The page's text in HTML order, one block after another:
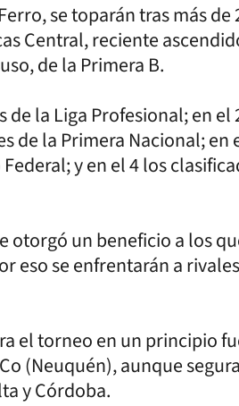
se toparán tras más de
Central, reciente
de la Primera B.
la Liga Profesional; en el
de la Primera Nacional; en
y en el 4 los
otorgó un beneficio a los
eso se enfrentarán a
el torneo en un principio
(Neuquén), aunque
y Córdoba.